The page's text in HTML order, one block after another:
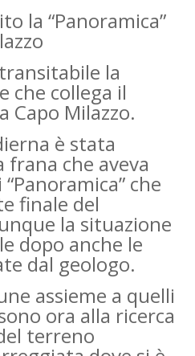
la “Panoramica”
la
che collega il
Capo Milazzo.
è stata
frana che aveva
che
finale del
la situazione
dopo anche le
dal geologo.
assieme a quelli
ora alla ricerca
terreno